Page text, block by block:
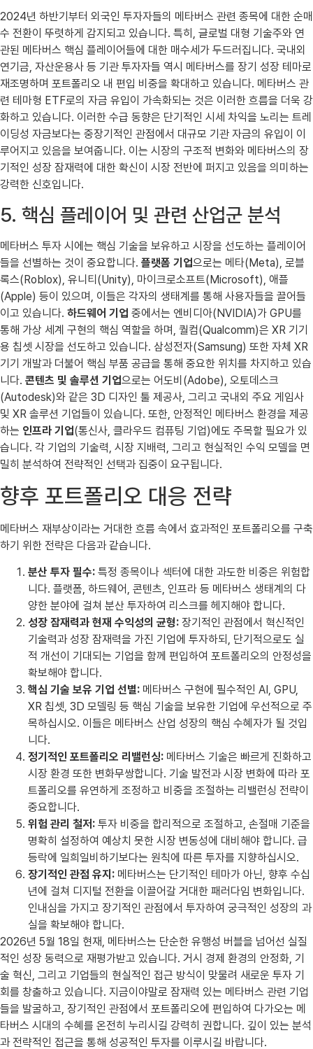
2024년 하반기부터 외국인 투자자들의 메타버스 관련 종목에 대한 순매
수 전환이 뚜렷하게 감지되고 있습니다. 특히, 글로벌 대형 기술주와 연
관된 메타버스 핵심 플레이어들에 대한 매수세가 두드러집니다. 국내외
연기금, 자산운용사 등 기관 투자자들 역시 메타버스를 장기 성장 테마로
재조명하며 포트폴리오 내 편입 비중을 확대하고 있습니다. 메타버스 관
련 테마형 ETF로의 자금 유입이 가속화되는 것은 이러한 흐름을 더욱 강
화하고 있습니다. 이러한 수급 동향은 단기적인 시세 차익을 노리는 트레
이딩성 자금보다는 중장기적인 관점에서 대규모 기관 자금의 유입이 이
루어지고 있음을 보여줍니다. 이는 시장의 구조적 변화와 메타버스의 장
기적인 성장 잠재력에 대한 확신이 시장 전반에 퍼지고 있음을 의미하는
강력한 신호입니다.
5. 핵심 플레이어 및 관련 산업군 분석
메타버스 투자 시에는 핵심 기술을 보유하고 시장을 선도하는 플레이어
들을 선별하는 것이 중요합니다. 플랫폼 기업으로는 메타(Meta), 로블
록스(Roblox), 유니티(Unity), 마이크로소프트(Microsoft), 애플
(Apple) 등이 있으며, 이들은 각자의 생태계를 통해 사용자들을 끌어들
이고 있습니다. 하드웨어 기업 중에서는 엔비디아(NVIDIA)가 GPU를
통해 가상 세계 구현의 핵심 역할을 하며, 퀄컴(Qualcomm)은 XR 기기
용 칩셋 시장을 선도하고 있습니다. 삼성전자(Samsung) 또한 자체 XR
기기 개발과 더불어 핵심 부품 공급을 통해 중요한 위치를 차지하고 있습
니다. 콘텐츠 및 솔루션 기업으로는 어도비(Adobe), 오토데스크
(Autodesk)와 같은 3D 디자인 툴 제공사, 그리고 국내외 주요 게임사
및 XR 솔루션 기업들이 있습니다. 또한, 안정적인 메타버스 환경을 제공
하는 인프라 기업(통신사, 클라우드 컴퓨팅 기업)에도 주목할 필요가 있
습니다. 각 기업의 기술력, 시장 지배력, 그리고 현실적인 수익 모델을 면
밀히 분석하여 전략적인 선택과 집중이 요구됩니다.
향후 포트폴리오 대응 전략
메타버스 재부상이라는 거대한 흐름 속에서 효과적인 포트폴리오를 구축
하기 위한 전략은 다음과 같습니다.
분산 투자 필수: 특정 종목이나 섹터에 대한 과도한 비중은 위험합
니다. 플랫폼, 하드웨어, 콘텐츠, 인프라 등 메타버스 생태계의 다
양한 분야에 걸쳐 분산 투자하여 리스크를 헤지해야 합니다.
성장 잠재력과 현재 수익성의 균형: 장기적인 관점에서 혁신적인
기술력과 성장 잠재력을 가진 기업에 투자하되, 단기적으로도 실
적 개선이 기대되는 기업을 함께 편입하여 포트폴리오의 안정성을
확보해야 합니다.
핵심 기술 보유 기업 선별: 메타버스 구현에 필수적인 AI, GPU,
XR 칩셋, 3D 모델링 등 핵심 기술을 보유한 기업에 우선적으로 주
목하십시오. 이들은 메타버스 산업 성장의 핵심 수혜자가 될 것입
니다.
정기적인 포트폴리오 리밸런싱: 메타버스 기술은 빠르게 진화하고
시장 환경 또한 변화무쌍합니다. 기술 발전과 시장 변화에 따라 포
트폴리오를 유연하게 조정하고 비중을 조절하는 리밸런싱 전략이
중요합니다.
위험 관리 철저: 투자 비중을 합리적으로 조절하고, 손절매 기준을
명확히 설정하여 예상치 못한 시장 변동성에 대비해야 합니다. 급
등락에 일희일비하기보다는 원칙에 따른 투자를 지향하십시오.
장기적인 관점 유지: 메타버스는 단기적인 테마가 아닌, 향후 수십
년에 걸쳐 디지털 전환을 이끌어갈 거대한 패러다임 변화입니다.
인내심을 가지고 장기적인 관점에서 투자하여 궁극적인 성장의 과
실을 확보해야 합니다.
2026년 5월 18일 현재, 메타버스는 단순한 유행성 버블을 넘어선 실질
적인 성장 동력으로 재평가받고 있습니다. 거시 경제 환경의 안정화, 기
술 혁신, 그리고 기업들의 현실적인 접근 방식이 맞물려 새로운 투자 기
회를 창출하고 있습니다. 지금이야말로 잠재력 있는 메타버스 관련 기업
들을 발굴하고, 장기적인 관점에서 포트폴리오에 편입하여 다가오는 메
타버스 시대의 수혜를 온전히 누리시길 강력히 권합니다. 깊이 있는 분석
과 전략적인 접근을 통해 성공적인 투자를 이루시길 바랍니다.